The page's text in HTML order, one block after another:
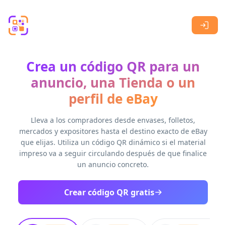
Crea un código QR para un
anuncio, una Tienda o un
perfil de eBay
Lleva a los compradores desde envases, folletos,
mercados y expositores hasta el destino exacto de eBay
que elijas. Utiliza un código QR dinámico si el material
impreso va a seguir circulando después de que finalice
un anuncio concreto.
Crear código QR gratis